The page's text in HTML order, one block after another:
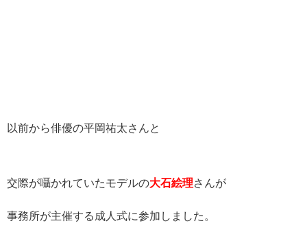
以前から俳優の平岡祐太さんと
交際が囁かれていたモデルの大石絵理さんが
事務所が主催する成人式に参加しました。